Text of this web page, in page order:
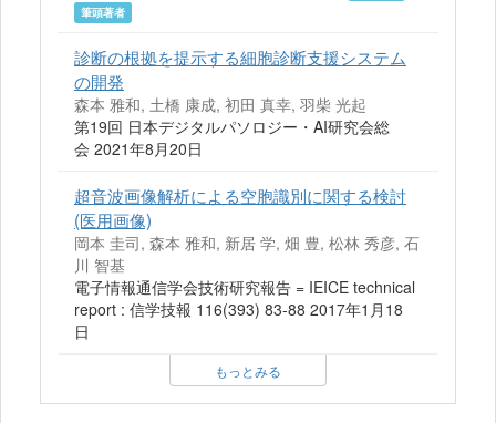
筆頭著者
診断の根拠を提示する細胞診断支援システム
の開発
森本 雅和, 土橋 康成, 初田 真幸, 羽柴 光起
第19回 日本デジタルパソロジー・AI研究会総
会 2021年8月20日
超音波画像解析による空胞識別に関する検討
(医用画像)
岡本 圭司, 森本 雅和, 新居 学, 畑 豊, 松林 秀彦, 石
川 智基
電子情報通信学会技術研究報告 = IEICE technical
report : 信学技報 116(393) 83-88 2017年1月18
日
もっとみる